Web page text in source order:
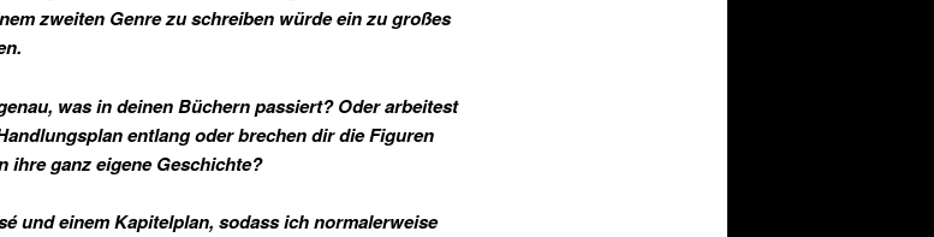
zweiten Genre zu schreiben würde ein zu großes
was in deinen Büchern passiert? Oder arbeitest
entlang oder brechen dir die Figuren
ihre ganz eigene Geschichte?
und einem Kapitelplan, sodass ich normalerweise